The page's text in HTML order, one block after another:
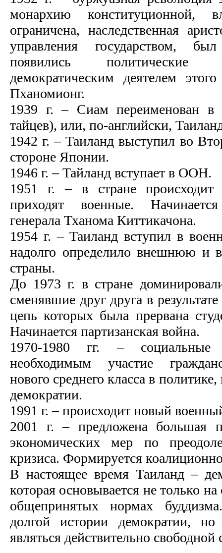
монархию конституционной,
ограничена, наследственная
управления государством,
появились
демократическим деятелем
Пханомионг.
1939 г. – Сиам переименован
тайцев), или, по-английски,
1942 г. – Таиланд выступил во
стороне Японии.
1946 г. – Тайланд вступает в ООН.
1951 г. – в стране происходит
приходят военные.
генерала Тханома Киттикачона.
1954 г. – Таиланд вступил в
надолго определило внешнюю и
страны.
До 1973 г. в стране
сменявшие друг друга в
цепь которых была прервана
Начинается партизанская война.
1970-1980 гг. – социальные
необходимым участие
нового среднего класса в
демократии.
1991 г. – происходит новый
2001 г. – предложена большая
экономических мер по
кризиса. Формируется
В настоящее время Таиланд –
которая основывается не только
общепринятых нормах
долгой истории демократии,
являться действительно свободной